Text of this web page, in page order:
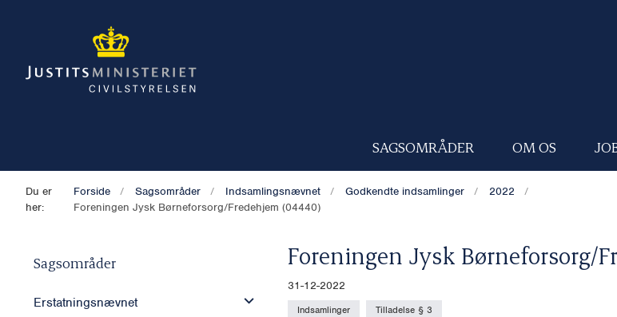
SAGSOMRÅDER OM OS
Du er
her:
Forside Sagsområder Indsamlingsnævnet Godkendte indsamlinger
2022
Foreningen Jysk Børneforsorg/Fredehjem (04440)
Sagsområder
Erstatningsnævnet
Foreningen Jysk Børneforsorg/
31-12-2022
Indsamlinger Tilladelse § 3